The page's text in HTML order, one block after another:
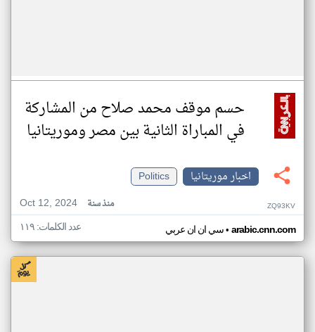
حسم موقف محمد صلاح من المشاركة
في المباراة الثانية بين مصر وموريتانيا
اخبار موريتانيا
Politics
Oct 12, 2024
منذ سنة ZQ93KV
سي ان ان عربي• arabic.cnn.com عدد الكلمات: ١١٩